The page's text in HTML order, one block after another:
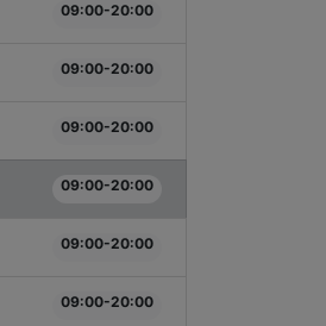
09:00-20:00
09:00-20:00
09:00-20:00
09:00-20:00
09:00-20:00
09:00-20:00